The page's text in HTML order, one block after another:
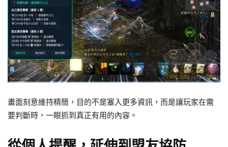
畫面刻意維持精簡，目的不是塞入更多資訊，而是讓玩家在需
要判斷時，一眼抓到真正有用的內容。